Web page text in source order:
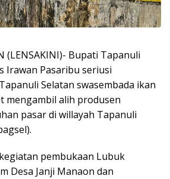
(LENSAKINI)- Bupati Tapanuli
Irawan Pasaribu seriusi
Selatan swasembada ikan
mengambil alih produsen
pasar di willayah Tapanuli
pembukaan Lubuk
Desa Janji Manaon dan